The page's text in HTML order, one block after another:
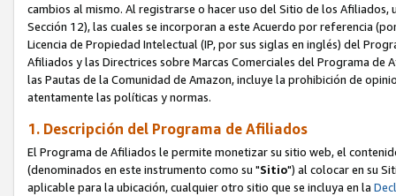
cambios al mismo. Al registrarse o hacer uso del Sitio de los
Sección 12), las cuales se incorporan a este Acuerdo por referencia
Licencia de Propiedad Intelectual (IP, por sus siglas en inglés) del
Afiliados y las Directrices sobre Marcas Comerciales del Programa
las Pautas de la Comunidad de Amazon, incluye la prohibición de
atentamente las políticas y normas.
1. Descripción del Programa de Afiliados
El Programa de Afiliados le permite monetizar su sitio web, el
(denominados en este instrumento como su "Sitio") al colocar en su
aplicable para la ubicación, cualquier otro sitio que se incluya en la